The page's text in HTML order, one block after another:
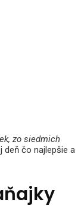
zo siedmich
čo najlepšie a